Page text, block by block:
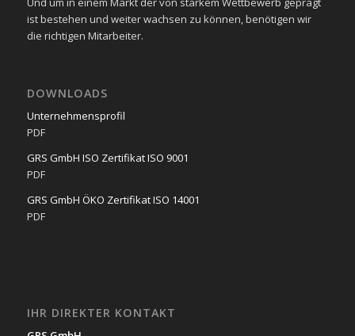
ist bestehen und weiter wachsen zu können, benötigen wir
die richtigen Mitarbeiter.
DOWNLOADS
Unternehmensprofil
PDF
GRS GmbH ISO Zertifikat ISO 9001
PDF
GRS GmbH ÖKO Zertifikat ISO 14001
PDF
IHR DIREKTER KONTAKT